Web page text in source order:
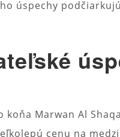
úspechy
Marwan Al
cenu na